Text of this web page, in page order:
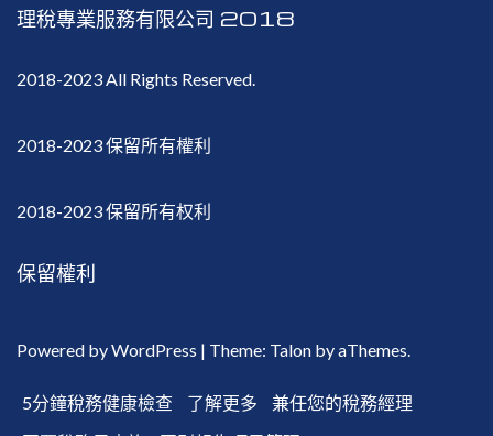
理稅專業服務有限公司 2018
2018-2023 All Rights Reserved.
2018-2023 保留所有權利
2018-2023 保留所有权利
保留權利
Powered by WordPress | Theme: Talon by aThemes.
5分鐘稅務健康檢查 了解更多
兼任您的稅務經理